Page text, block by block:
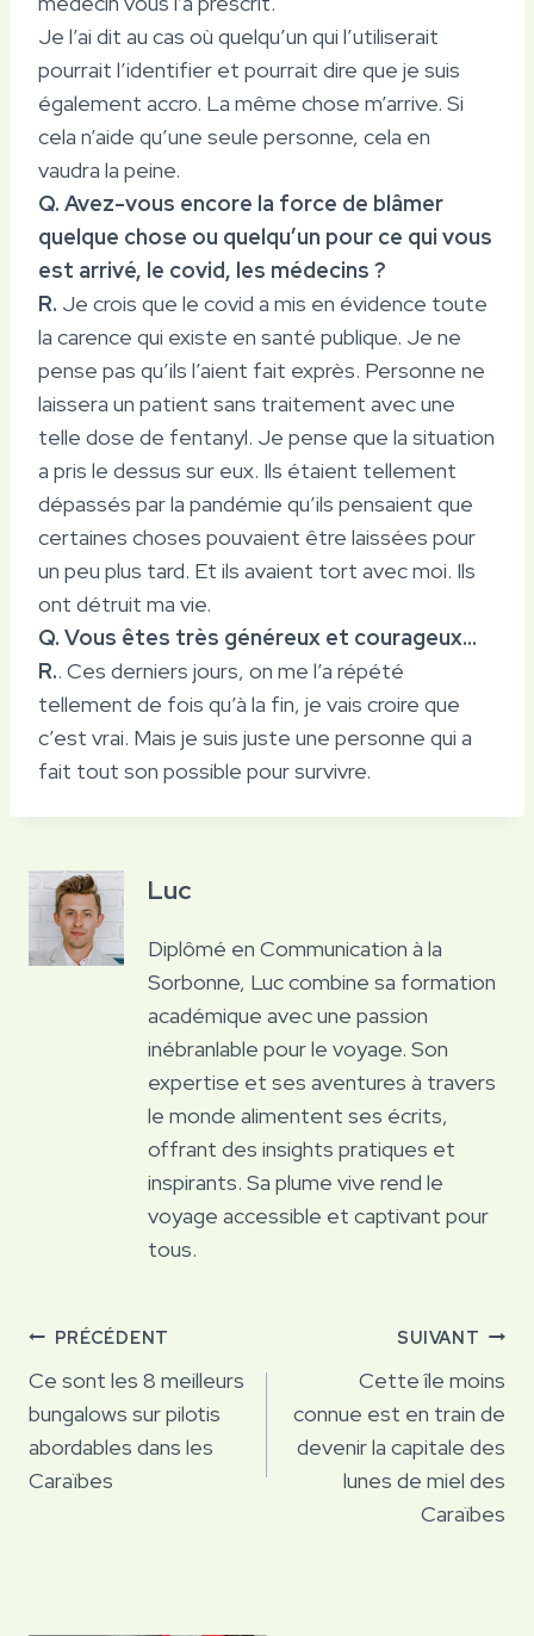
Je l’ai dit au cas où quelqu’un qui l’utiliserait
pourrait l’identifier et pourrait dire que je suis
également accro. La même chose m’arrive. Si
cela n’aide qu’une seule personne, cela en
vaudra la peine.
Q. Avez-vous encore la force de blâmer
quelque chose ou quelqu’un pour ce qui vous
est arrivé, le covid, les médecins ?
R. Je crois que le covid a mis en évidence toute
la carence qui existe en santé publique. Je ne
pense pas qu’ils l’aient fait exprès. Personne ne
laissera un patient sans traitement avec une
telle dose de fentanyl. Je pense que la situation
a pris le dessus sur eux. Ils étaient tellement
dépassés par la pandémie qu’ils pensaient que
certaines choses pouvaient être laissées pour
un peu plus tard. Et ils avaient tort avec moi. Ils
ont détruit ma vie.
Q. Vous êtes très généreux et courageux…
R.. Ces derniers jours, on me l’a répété
tellement de fois qu’à la fin, je vais croire que
c’est vrai. Mais je suis juste une personne qui a
fait tout son possible pour survivre.
Luc
Diplômé en Communication à la
Sorbonne, Luc combine sa formation
académique avec une passion
inébranlable pour le voyage. Son
expertise et ses aventures à travers
le monde alimentent ses écrits,
offrant des insights pratiques et
inspirants. Sa plume vive rend le
voyage accessible et captivant pour
tous.
Navigation
de
l’article
PRÉCÉDENT
Ce sont les 8 meilleurs
bungalows sur pilotis
abordables dans les
Caraïbes
SUIVANT
Cette île moins
connue est en train de
devenir la capitale des
lunes de miel des
Caraïbes